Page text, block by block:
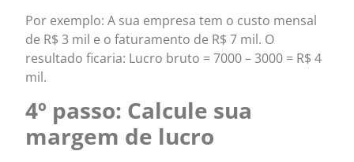
Por exemplo: A sua empresa tem o custo mensal
de R$ 3 mil e o faturamento de R$ 7 mil. O
resultado ficaria: Lucro bruto = 7000 – 3000 = R$ 4
mil.
4º passo: Calcule sua
margem de lucro